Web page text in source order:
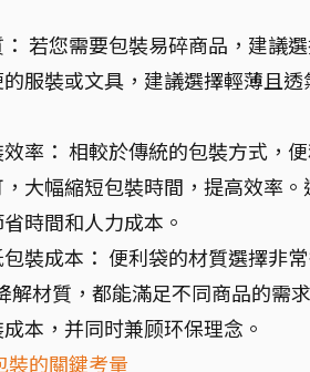
若您需要包裝易碎商品，建議
服裝或文具，建議選擇輕薄且
率： 相較於傳統的包裝方式，
大幅縮短包裝時間，提高效率
時間和人力成本。
裝成本： 便利袋的材質選擇非
解材質，都能滿足不同商品的需
本，并同时兼顾环保理念。
裝的關鍵考量